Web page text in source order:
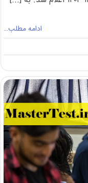
ادامه مطلب…